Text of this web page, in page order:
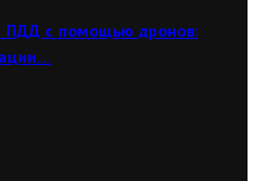
ПДД с помощью дронов: